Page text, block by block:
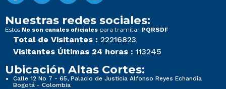
Nuestras redes sociales:
Estos No son canales oficiales para tramitar PQRSDF
Total de Visitantes : 22216823
Visitantes Últimas 24 horas : 113245
Ubicación Altas Cortes:
Calle 12 No 7 - 65, Palacio de Justicia Alfonso Reyes Echandía
Bogotá - Colombia